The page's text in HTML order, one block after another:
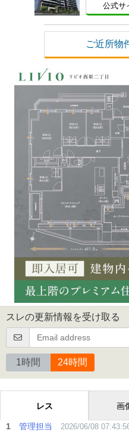
公式サ
ご近所物
スレの更新情報を受け取る
1時間 24時間
レス 画
1 管理担当 2026/06/08